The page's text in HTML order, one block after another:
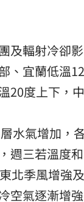
及輻射冷卻
、宜蘭低溫
20度上下，
水氣增加󠀠，
週三若溫度
北季風增強
空氣逐漸增